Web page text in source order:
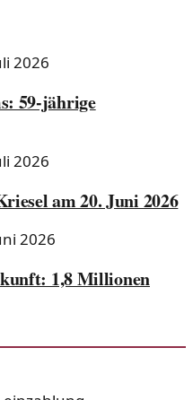
2026
59-jährige
2026
am 20. Juni 2026
2026
1,8 Millionen